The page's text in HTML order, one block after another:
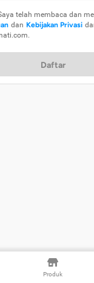
Produk
telah membaca dan
dan Kebijakan Privasi
Daftar